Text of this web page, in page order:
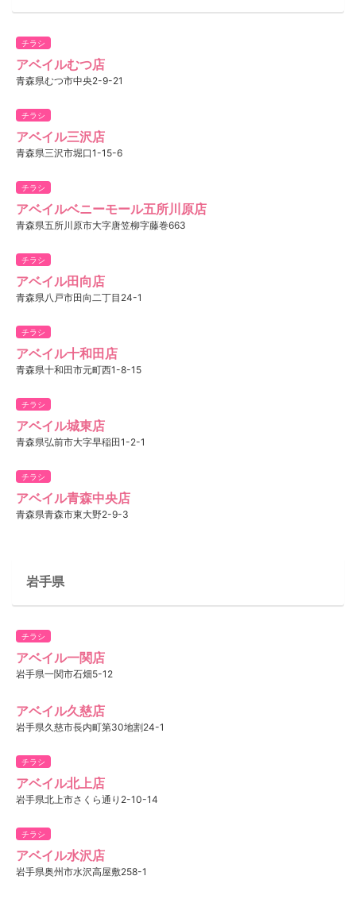
チラシ
アベイルむつ店
青森県むつ市中央2-9-21
チラシ
アベイル三沢店
青森県三沢市堀口1-15-6
チラシ
アベイルベニーモール五所川原店
青森県五所川原市大字唐笠柳字藤巻663
チラシ
アベイル田向店
青森県八戸市田向二丁目24-1
チラシ
アベイル十和田店
青森県十和田市元町西1-8-15
チラシ
アベイル城東店
青森県弘前市大字早稲田1-2-1
チラシ
アベイル青森中央店
青森県青森市東大野2-9-3
岩手県
チラシ
アベイル一関店
岩手県一関市石畑5-12
アベイル久慈店
岩手県久慈市長内町第30地割24-1
チラシ
アベイル北上店
岩手県北上市さくら通り2-10-14
チラシ
アベイル水沢店
岩手県奥州市水沢高屋敷258-1